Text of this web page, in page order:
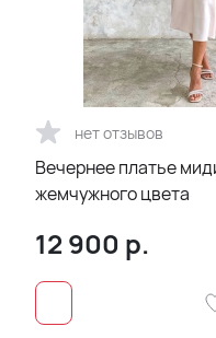
нет отзывов
Вечернее платье
жемчужного цвета
12 900 р.